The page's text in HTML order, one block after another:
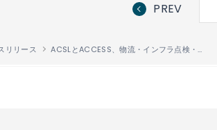
PREV
リリース ACSLとACCESS、物流・インフラ点検・防災領域における高セキュリティ対応の産業用ドローンソフトウェアの開発・販売において業務提携することで基本合意